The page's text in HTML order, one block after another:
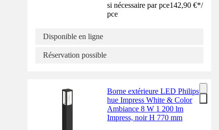
si nécessaire par pce142,90 €*/
pce
Disponible en ligne
Réservation possible
Borne extérieure LED Philips
hue Impress White & Color
Ambiance 8 W 1 200 lm
Impress, noir H 770 mm